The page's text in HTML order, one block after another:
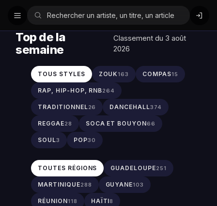
Top de la
semaine
Classement du 3 août
2026
TOUS STYLES ZOUK163 COMPAS15
RAP, HIP-HOP, RNB264
TRADITIONNEL26 DANCEHALL374
REGGAE28 SOCA ET BOUYON66
SOUL3 POP30
TOUTES RÉGIONS GUADELOUPE251
MARTINIQUE288 GUYANE103
RÉUNION118 HAÏTI8